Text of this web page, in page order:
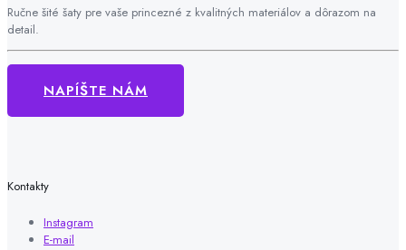
Ručne šité šaty pre vaše princezné z kvalitných materiálov a dôrazom na
detail.
NAPÍŠTE NÁM
Kontakty
Instagram
E-mail